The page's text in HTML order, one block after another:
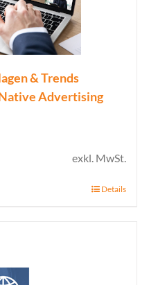
& Trends
Advertising
exkl. MwSt.
Details